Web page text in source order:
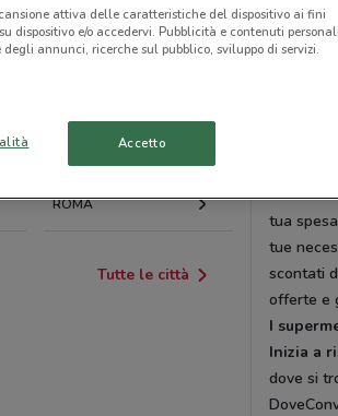
FRASCATI
GUIDONIA
MONTECELIO
ROMA
Tutte le città
per
Oltre a
prodotti
Ogni
tua
tue
scontati
offerte e
I
Inizia a
dove si
attiva delle caratteristiche del dispositivo ai fini
dispositivo e/o accedervi. Pubblicità e contenuti
annunci, ricerche sul pubblico, sviluppo di servizi.
Accetto